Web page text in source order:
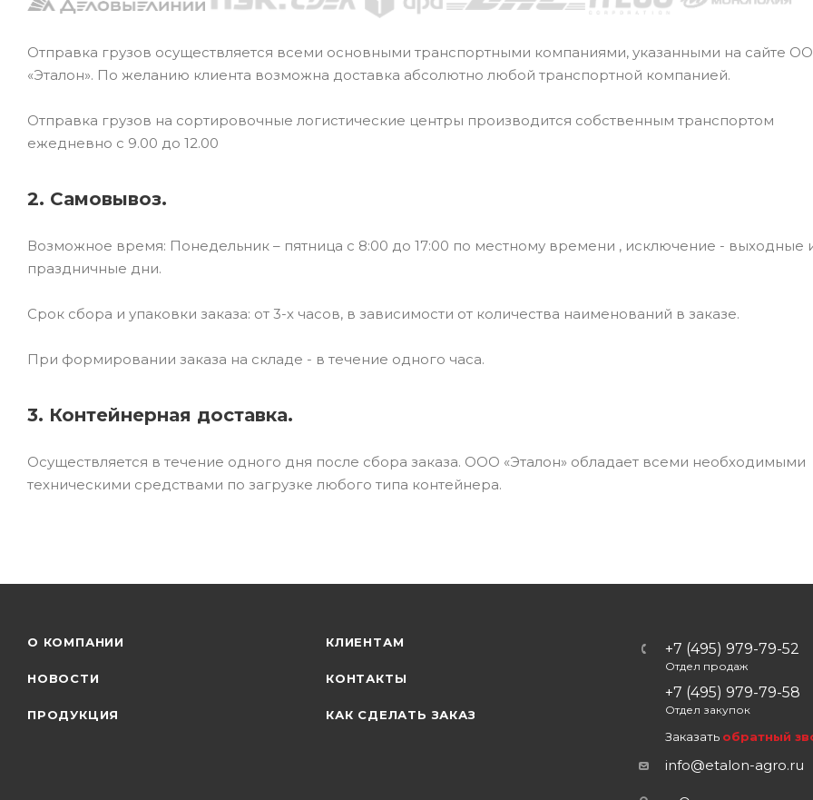
Отправка грузов осуществляется всеми основными транспортными компаниями, указанными на сайте
«Эталон». По желанию клиента возможна доставка абсолютно любой транспортной компанией.
Отправка грузов на сортировочные логистические центры производится собственным транспортом
ежедневно с 9.00 до 12.00
2. Самовывоз.
Возможное время: Понедельник – пятница с 8:00 до 17:00 по местному времени , исключение - выходные
праздничные дни.
Срок сбора и упаковки заказа: от 3-х часов, в зависимости от количества наименований в заказе.
При формировании заказа на складе - в течение одного часа.
3. Контейнерная доставка.
Осуществляется в течение одного дня после сбора заказа. ООО «Эталон» обладает всеми необходимыми
техническими средствами по загрузке любого типа контейнера.
О КОМПАНИИ
НОВОСТИ
ПРОДУКЦИЯ
КЛИЕНТАМ
КОНТАКТЫ
КАК СДЕЛАТЬ ЗАКАЗ
+7 (495) 979-79-52
Отдел продаж
+7 (495) 979-79-58
Отдел закупок
Заказать обратный
info@etalon-agro.ru